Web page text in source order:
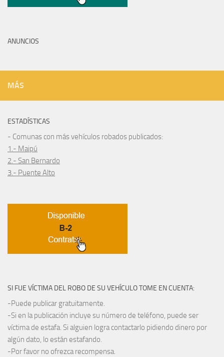
ANUNCIOS
MÁS
ESTADÍSTICAS
- Comunas con más vehículos robados publicados:
1.- Maipú
2.- San Bernardo
3.- Puente Alto
SI FUE VÍCTIMA DEL ROBO DE SU VEHÍCULO TOME EN CUENTA:
-Puede publicar gratuitamente.
-Si en la publicación incluye su número de teléfono, puede ser
víctima de estafa. Si alguien logra contactarlo pidiendo dinero por
algún dato, lo están estafando.
-Por favor no ofrezca recompensa.